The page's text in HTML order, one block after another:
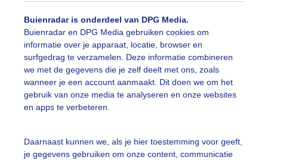
Buienradar is onderdeel van DPG Media.
Buienradar en DPG Media gebruiken cookies om
informatie over je apparaat, locatie, browser en
surfgedrag te verzamelen. Deze informatie combineren
we met de gegevens die je zelf deelt met ons, zoals
wanneer je een account aanmaakt. Dit doen we om het
gebruik van onze media te analyseren en onze websites
en apps te verbeteren.
Daarnaast kunnen we, als je hier toestemming voor geeft,
je gegevens gebruiken om onze content, communicatie